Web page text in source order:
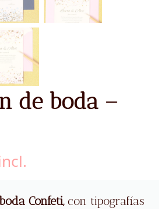
de boda –
Confeti,con tipografías